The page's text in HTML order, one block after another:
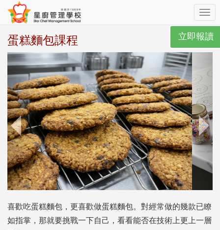
蛋糕麵包課程 立即報讀
喜歡吃蛋糕麵包，更喜歡做蛋糕麵包。對經常做的幾款已瞭
如指掌，那就要挑戰一下自己，看看能否在技術上更上一層